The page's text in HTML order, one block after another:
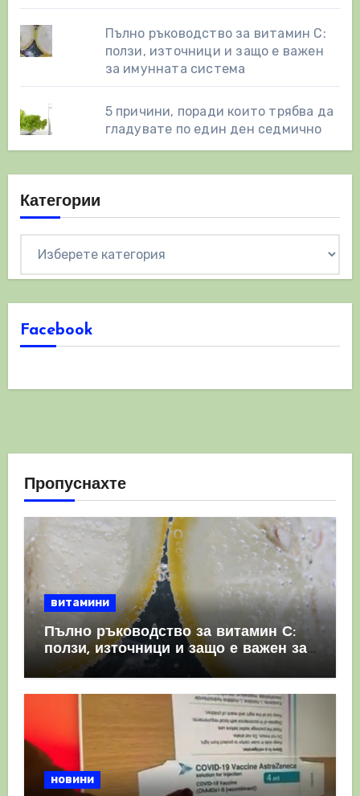
Пълно ръководство за витамин С:
ползи, източници и защо е важен
за имунната система
5 причини, поради които трябва да
гладувате по един ден седмично
Категории
Facebook
Пропуснахте
витамини
Пълно ръководство за витамин С:
ползи, източници и защо е важен за
имунната система
новини